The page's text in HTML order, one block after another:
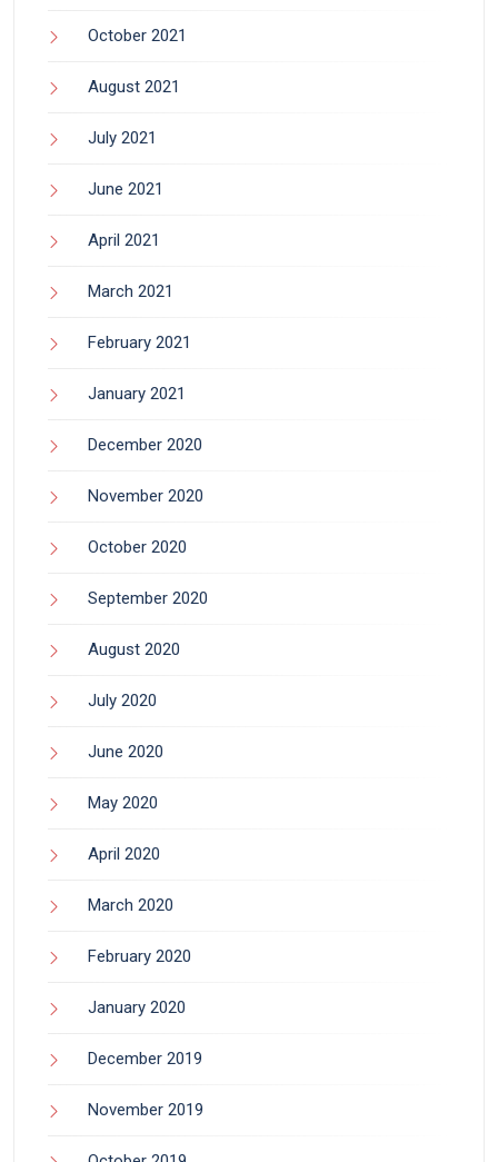
October 2021
August 2021
July 2021
June 2021
April 2021
March 2021
February 2021
January 2021
December 2020
November 2020
October 2020
September 2020
August 2020
July 2020
June 2020
May 2020
April 2020
March 2020
February 2020
January 2020
December 2019
November 2019